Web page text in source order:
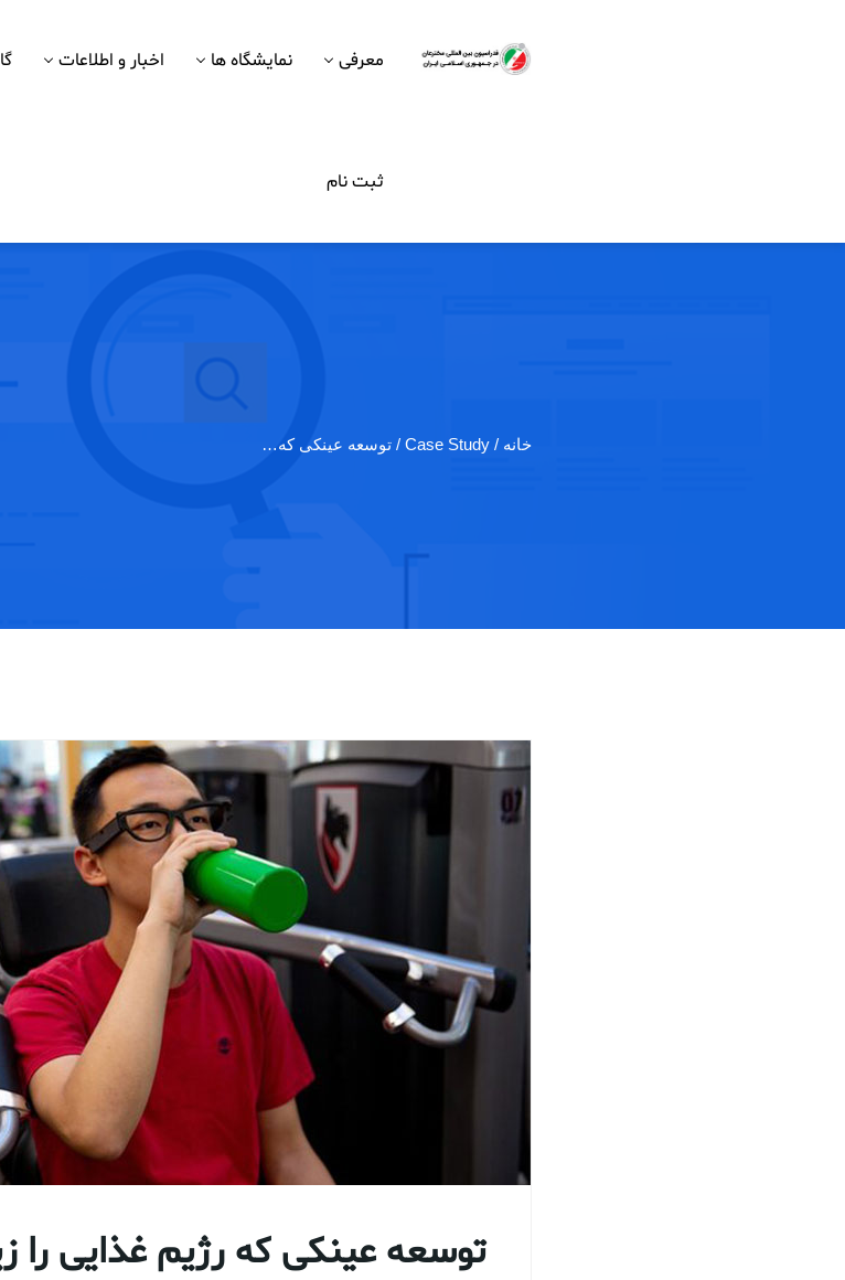
معرفی نمایشگاه ها اخبار و اطلاعات
ثبت نام
خانه / Case Study / توسعه عینکی که…
توسعه عینکی که رژیم غذایی را